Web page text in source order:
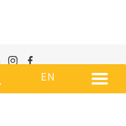
من نحن | البرامج |EN